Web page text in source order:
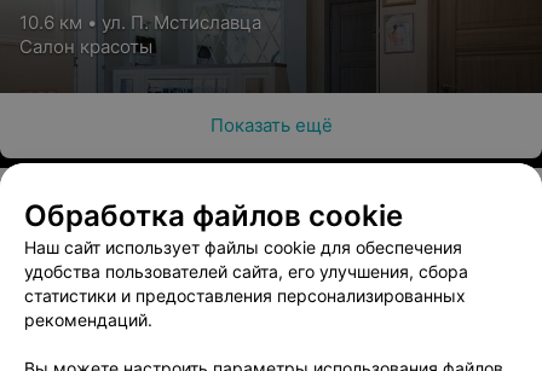
10.6 км • ул. П. Мстиславца
Салон красоты
Показать ещё
О проекте Новости проекта
Размещение рекламы
Публичный договор
Пользовательское соглашение
Обработка файлов cookie
Наш сайт использует файлы cookie для обеспечения
удобства пользователей сайта, его улучшения, сбора
статистики и предоставления персонализированных
рекомендаций.